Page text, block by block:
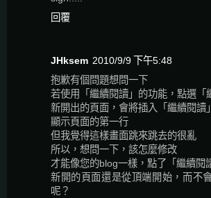
回覆
JHksem 2010/9/9 下午5:48
抱歉有個問題想問一下
若使用「繼續閱讀」的功能，點選「
新開出的頁面，會將插入「繼續閱讀
顯示頁面的第一行
但我覺得這樣畫面跳來跳去的很亂
所以，想問一下，該怎麼修改
才能像您的blog一樣，點了「繼續閱
新開的頁面還是從頂端開始，而不
呢？